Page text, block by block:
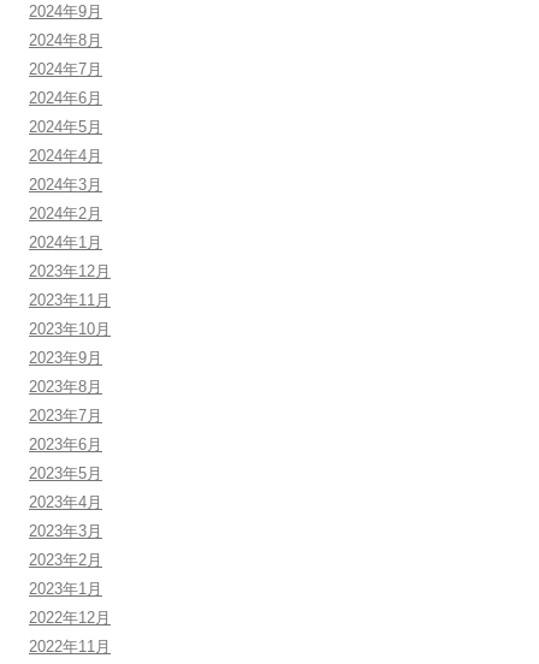
2024年9月
2024年8月
2024年7月
2024年6月
2024年5月
2024年4月
2024年3月
2024年2月
2024年1月
2023年12月
2023年11月
2023年10月
2023年9月
2023年8月
2023年7月
2023年6月
2023年5月
2023年4月
2023年3月
2023年2月
2023年1月
2022年12月
2022年11月